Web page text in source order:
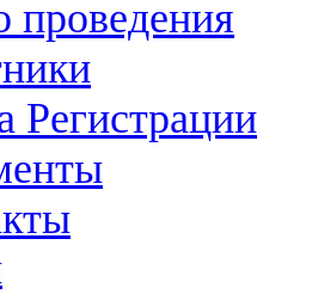
проведения
Регистрации